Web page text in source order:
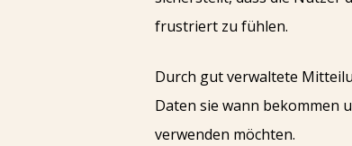
frustriert zu fühlen.
Durch gut verwaltete
Daten sie wann bekommen
verwenden möchten.